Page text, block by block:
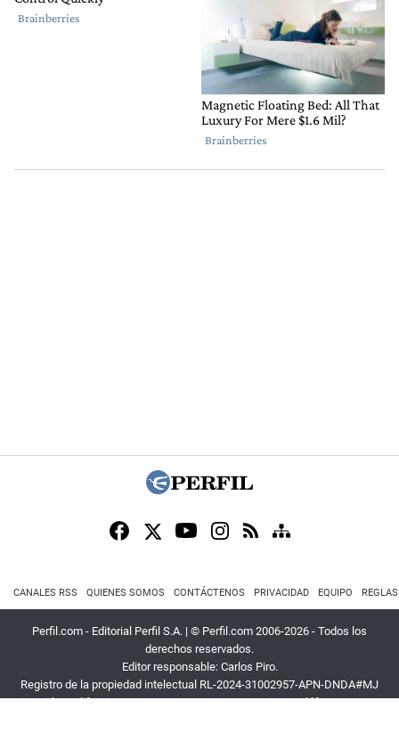
CANALES RSS QUIENES SOMOS CONTÁCTENOS PRIVACIDAD EQUIPO
Perfil.com - Editorial Perfil S.A. | © Perfil.com 2006-2026 - Todos los
derechos reservados.
Editor responsable: Carlos Piro.
Registro de la propiedad intelectual RL-2024-31002957-APN-DNDA#MJ
Dirección:California 2715,C1289ABI,CABA, Argentina| Teléfono:+54 9 11